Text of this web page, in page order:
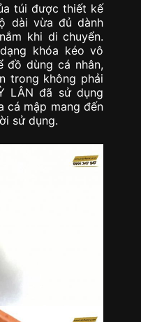
túi được thiết kế
dài vừa đủ dành
khi di chuyển.
khóa kéo vô
đồ dùng cá nhân,
trong không phải
LÂN đã sử dụng
cá mập mang đến
sử dụng.